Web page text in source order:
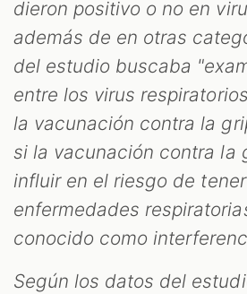
dieron positivo o no en
además de en otras
del estudio buscaba
entre los virus
la vacunación contra la
si la vacunación contra la
influir en el riesgo de
enfermedades
conocido como
Según los datos del